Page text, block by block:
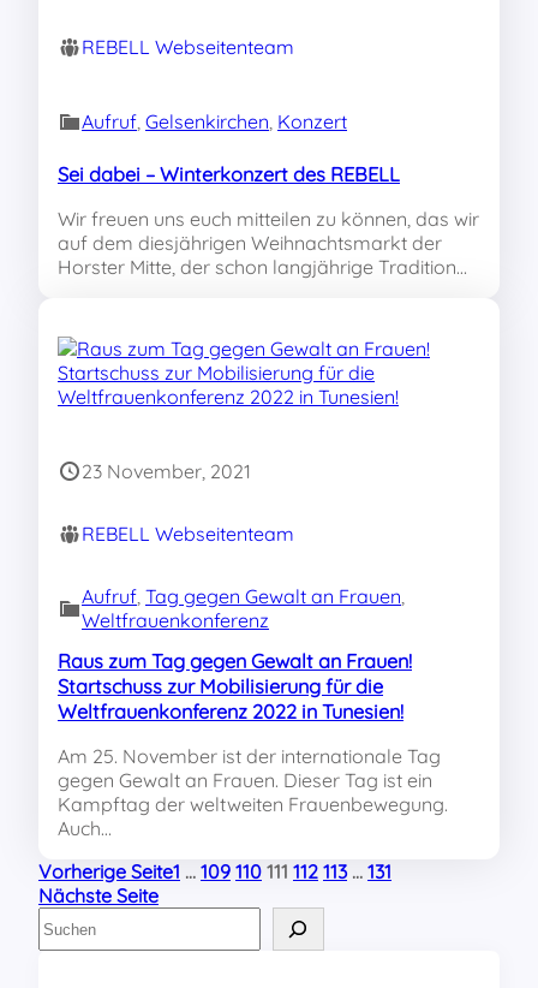
REBELL Webseitenteam
Aufruf, Gelsenkirchen, Konzert
Sei dabei – Winterkonzert des REBELL
Wir freuen uns euch mitteilen zu können, das wir
auf dem diesjährigen Weihnachtsmarkt der
Horster Mitte, der schon langjährige Tradition…
23 November, 2021
REBELL Webseitenteam
Aufruf, Tag gegen Gewalt an Frauen
Weltfrauenkonferenz
Raus zum Tag gegen Gewalt an Frauen!
Startschuss zur Mobilisierung für die
Weltfrauenkonferenz 2022 in Tunesien!
Am 25. November ist der internationale Tag
gegen Gewalt an Frauen. Dieser Tag ist ein
Kampftag der weltweiten Frauenbewegung.
Auch…
Vorherige Seite1 … 109 110 111 112 113 … 131
Nächste Seite
S
u